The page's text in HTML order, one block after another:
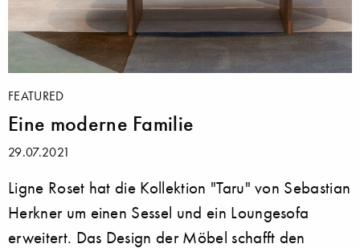
FEATURED
Eine moderne Familie
29.07.2021
Ligne Roset hat die Kollektion "Taru" von Sebastian
Herkner um einen Sessel und ein Loungesofa
erweitert. Das Design der Möbel schafft den